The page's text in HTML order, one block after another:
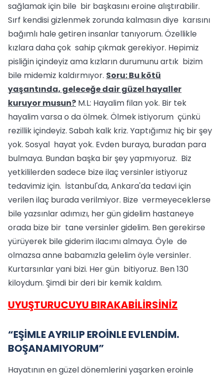
sağlamak için bile bir başkasını eroine alıştırabilir.
Sırf kendisi gizlenmek zorunda kalmasın diye karısını
bağımlı hale getiren insanlar tanıyorum. Özellikle
kızlara daha çok sahip çıkmak gerekiyor. Hepimiz
pisliğin içindeyiz ama kızların durumunu artık bizim
bile midemiz kaldırmıyor. Soru: Bu kötü
yaşantında, geleceğe dair güzel hayaller
kuruyor musun? M.L: Hayalim filan yok. Bir tek
hayalim varsa o da ölmek. Ölmek istiyorum çünkü
rezillik içindeyiz. Sabah kalk kriz. Yaptığımız hiç bir şey
yok. Sosyal hayat yok. Evden buraya, buradan para
bulmaya. Bundan başka bir şey yapmıyoruz. Biz
yetkililerden sadece bize ilaç versinler istiyoruz
tedavimiz için. İstanbul'da, Ankara'da tedavi için
verilen ilaç burada verilmiyor. Bize vermeyeceklerse
bile yazsınlar adımızı, her gün gidelim hastaneye
orada bize bir tane versinler gidelim. Ben gerekirse
yürüyerek bile giderim ilacımı almaya. Öyle de
olmazsa anne babamızla gelelim öyle versinler.
Kurtarsınlar yani bizi. Her gün bitiyoruz. Ben 130
kiloydum. Şimdi bir deri bir kemik kaldım.
UYUŞTURUCUYU BIRAKABİLİRSİNİZ
“EŞİMLE AYRILIP EROİNLE EVLENDİM.
BOŞANAMIYORUM”
Hayatının en güzel dönemlerini yaşarken eroinle